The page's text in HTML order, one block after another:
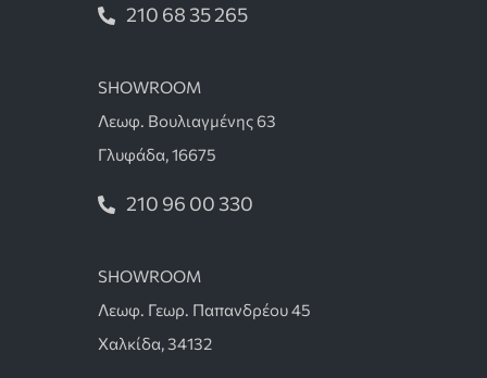
210 68 35 265
SHOWROOM
Λεωφ. Βουλιαγμένης 63
Γλυφάδα, 16675
210 96 00 330
SHOWROOM
Λεωφ. Γεωρ. Παπανδρέου 45
Χαλκίδα, 34132